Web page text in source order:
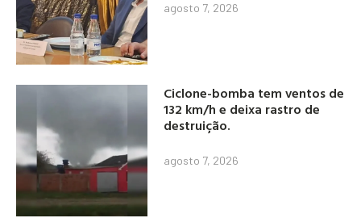
agosto 7, 2026
Ciclone-bomba tem ventos de
132 km/h e deixa rastro de
destruição.
agosto 7, 2026